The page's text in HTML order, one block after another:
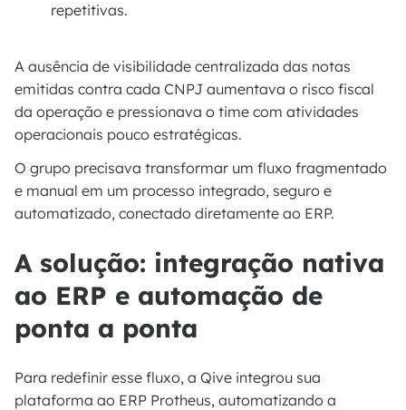
repetitivas.
A ausência de visibilidade centralizada das notas
emitidas contra cada CNPJ aumentava o risco fiscal
da operação e pressionava o time com atividades
operacionais pouco estratégicas.
O grupo precisava transformar um fluxo fragmentado
e manual em um processo integrado, seguro e
automatizado, conectado diretamente ao ERP.
A solução: integração nativa
ao ERP e automação de
ponta a ponta
Para redefinir esse fluxo, a Qive integrou sua
plataforma ao ERP Protheus, automatizando a